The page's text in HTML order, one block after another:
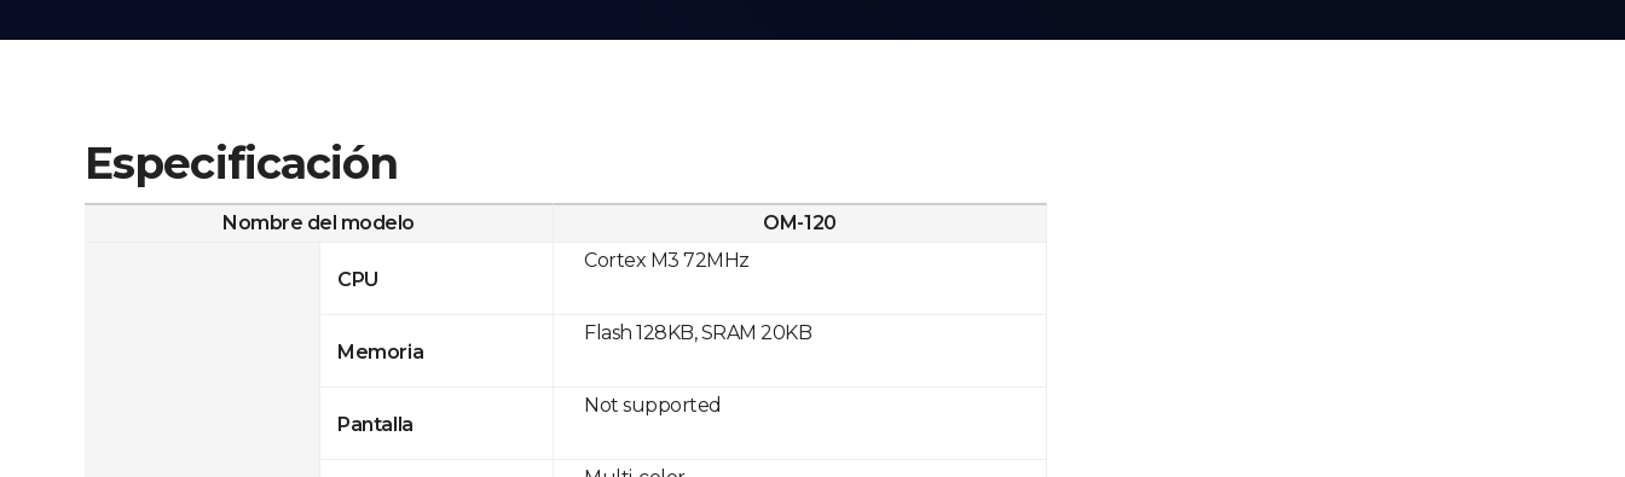
Especificación
Nombre del modelo
CPU
Memoria
Pantalla
OM-120
Cortex M3 72MHz
Flash 128KB, SRAM 20KB
Not supported